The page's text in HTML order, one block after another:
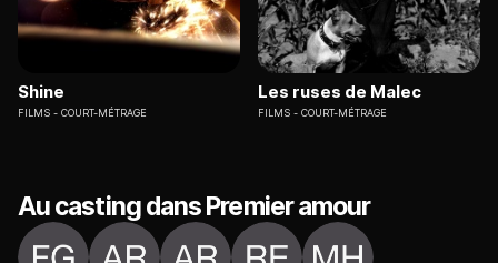
Shine
FILMS COURT-MÉTRAGE
Les ruses de Malec
FILMS COURT-MÉTRAGE
Au casting dans Premier amour